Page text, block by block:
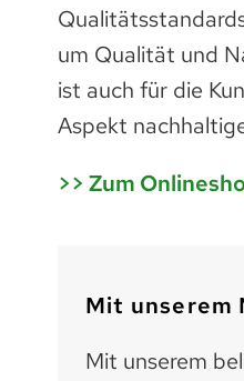
um Qualität und
ist auch für die
Aspekt
>> Zum
Mit
Mit unserem